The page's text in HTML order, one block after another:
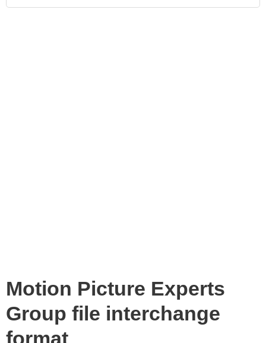
Motion Picture Experts
Group file interchange
format